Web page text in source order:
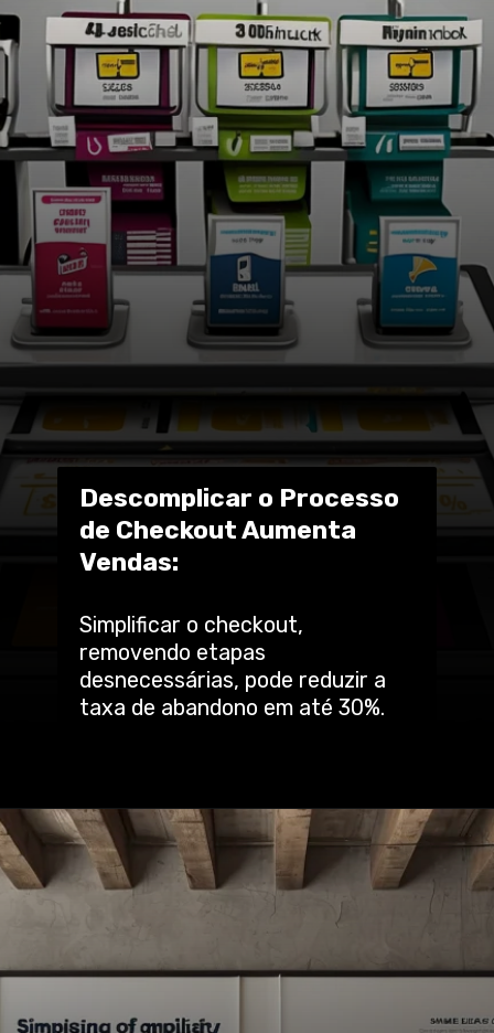
Simplificar o checkout,
removendo etapas
desnecessárias, pode reduzir a
taxa de abandono em até 30%.
Descomplicar o Processo
de Checkout Aumenta
Vendas: